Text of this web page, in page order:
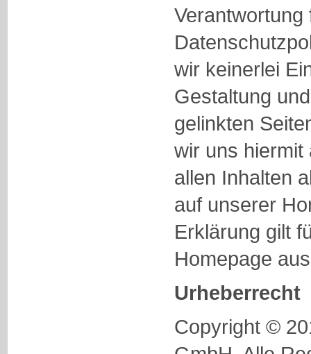
wir keinerlei
Gestaltung
gelinkten
wir uns
allen Inhalten
auf unserer
Erklärung gilt
Homepage
Urheberrecht
Copyright ©